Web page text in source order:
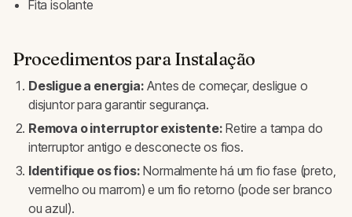
Fita isolante
Procedimentos para Instalação
Desligue a energia: Antes de começar, desligue o
disjuntor para garantir segurança.
Remova o interruptor existente: Retire a tampa do
interruptor antigo e desconecte os fios.
Identifique os fios: Normalmente há um fio fase (preto,
vermelho ou marrom) e um fio retorno (pode ser branco
ou azul).